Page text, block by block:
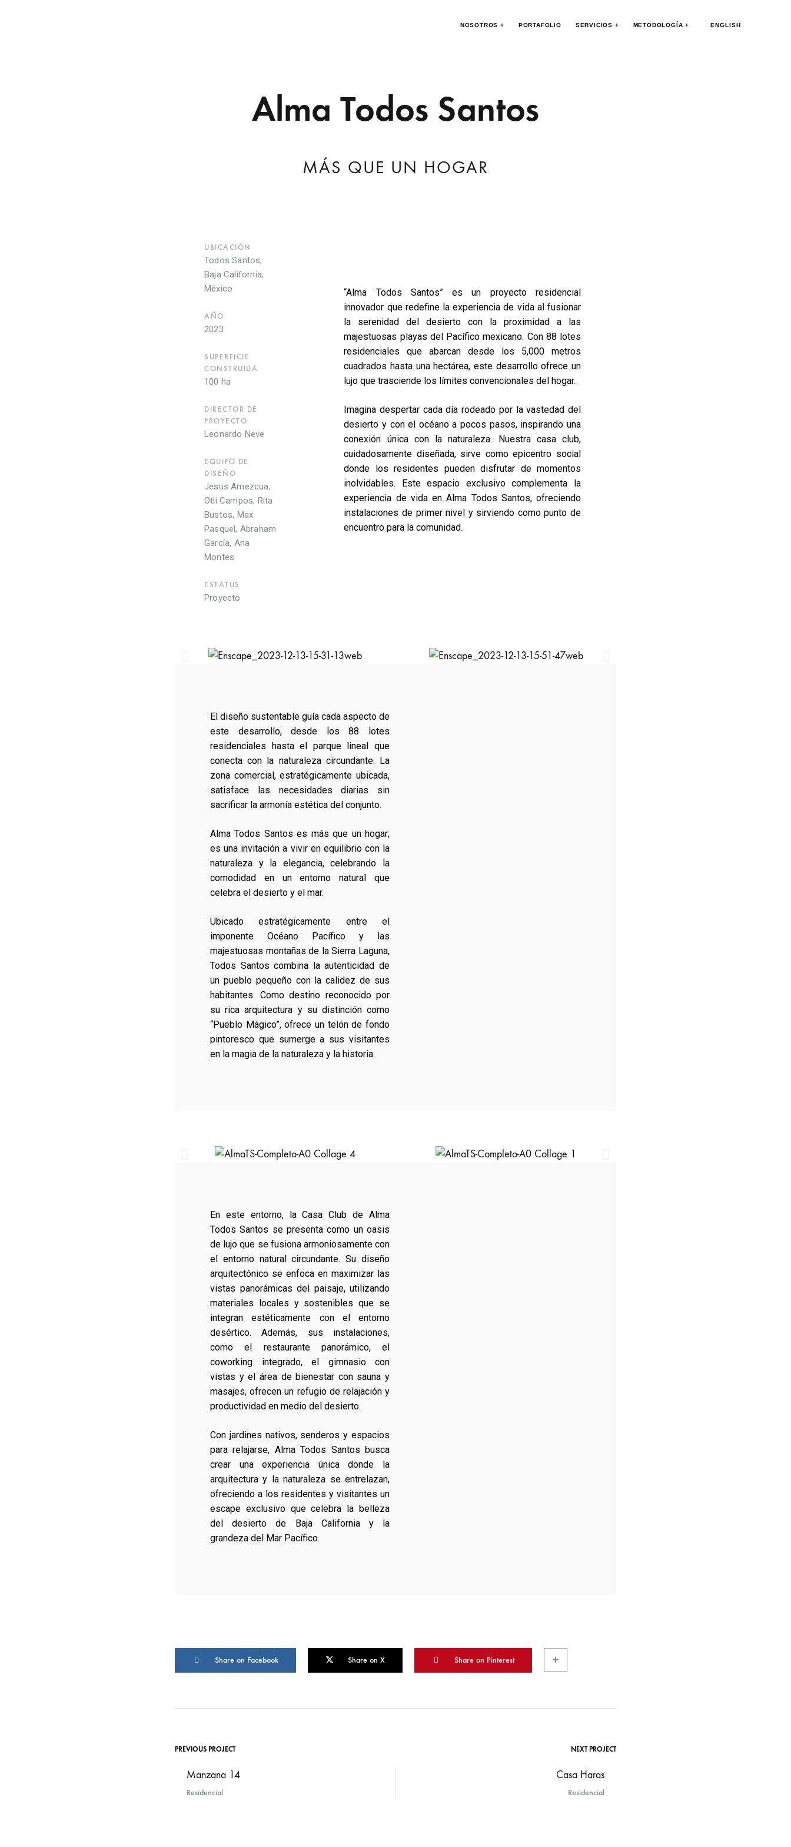
NOSOTROS + PORTAFOLIO SERVICIOS + METODOLOGÍA + ENGLISH
Alma Todos Santos
MÁS QUE UN HOGAR
UBICACIÓN
Todos Santos,
Baja California,
México
AÑO
2023
SUPERFICIE
CONSTRUIDA
100 ha
DIRECTOR DE
PROYECTO
Leonardo Neve
EQUIPO DE
DISEÑO
Jesus Amezcua,
Otli Campos, Rita
Bustos, Max
Pasquel, Abraham
García, Ana
Montes
ESTATUS
Proyecto
“Alma Todos Santos” es un proyecto residencial
innovador que redefine la experiencia de vida al fusionar
la serenidad del desierto con la proximidad a las
majestuosas playas del Pacífico mexicano. Con 88 lotes
residenciales que abarcan desde los 5,000 metros
cuadrados hasta una hectárea, este desarrollo ofrece un
lujo que trasciende los límites convencionales del hogar.
Imagina despertar cada día rodeado por la vastedad del
desierto y con el océano a pocos pasos, inspirando una
conexión única con la naturaleza. Nuestra casa club,
cuidadosamente diseñada, sirve como epicentro social
donde los residentes pueden disfrutar de momentos
inolvidables. Este espacio exclusivo complementa la
experiencia de vida en Alma Todos Santos, ofreciendo
instalaciones de primer nivel y sirviendo como punto de
encuentro para la comunidad.
El diseño sustentable guía cada aspecto de
este desarrollo, desde los 88 lotes
residenciales hasta el parque lineal que
conecta con la naturaleza circundante. La
zona comercial, estratégicamente ubicada,
satisface las necesidades diarias sin
sacrificar la armonía estética del conjunto.
Alma Todos Santos es más que un hogar;
es una invitación a vivir en equilibrio con la
naturaleza y la elegancia, celebrando la
comodidad en un entorno natural que
celebra el desierto y el mar.
Ubicado estratégicamente entre el
imponente Océano Pacífico y las
majestuosas montañas de la Sierra Laguna,
Todos Santos combina la autenticidad de
un pueblo pequeño con la calidez de sus
habitantes. Como destino reconocido por
su rica arquitectura y su distinción como
“Pueblo Mágico”, ofrece un telón de fondo
pintoresco que sumerge a sus visitantes
en la magia de la naturaleza y la historia.
En este entorno, la Casa Club de Alma
Todos Santos se presenta como un oasis
de lujo que se fusiona armoniosamente con
el entorno natural circundante. Su diseño
arquitectónico se enfoca en maximizar las
vistas panorámicas del paisaje, utilizando
materiales locales y sostenibles que se
integran estéticamente con el entorno
desértico. Además, sus instalaciones,
como el restaurante panorámico, el
coworking integrado, el gimnasio con
vistas y el área de bienestar con sauna y
masajes, ofrecen un refugio de relajación y
productividad en medio del desierto.
Con jardines nativos, senderos y espacios
para relajarse, Alma Todos Santos busca
crear una experiencia única donde la
arquitectura y la naturaleza se entrelazan,
ofreciendo a los residentes y visitantes un
escape exclusivo que celebra la belleza
del desierto de Baja California y la
grandeza del Mar Pacífico.
Share on Facebook Share on X Share on Pinterest
PREVIOUS PROJECT NEXT PROJECT
Manzana 14
Residencial
Casa Haras
Residencial